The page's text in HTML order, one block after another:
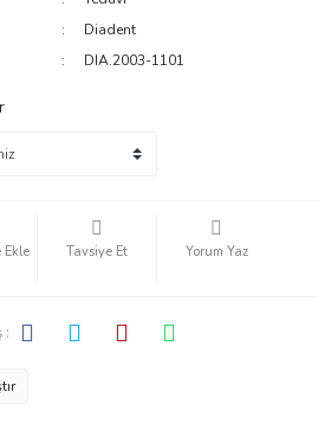
Diadent
DIA.2003-1101
Tavsiye Et Yorum Yaz
: